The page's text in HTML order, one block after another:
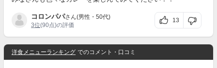
コロンパパさん(男性・50代)
3位(90点)の評価
13
洋食メニューランキング でのコメント・口コミ